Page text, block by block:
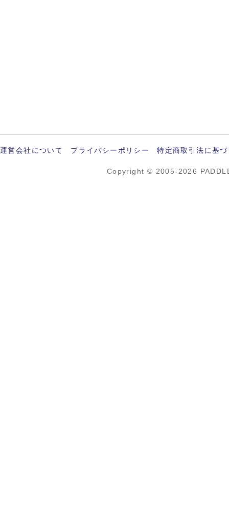
運営会社について プライバシーポリシー 特定商取引法に基
Copyright © 2005-2026